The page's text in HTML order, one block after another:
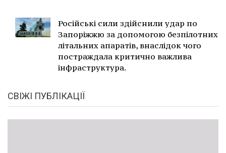
Російські сили здійснили удар по
Запоріжжю за допомогою безпілотних
літальних апаратів, внаслідок чого
постраждала критично важлива
інфраструктура.
СВІЖІ ПУБЛІКАЦІЇ